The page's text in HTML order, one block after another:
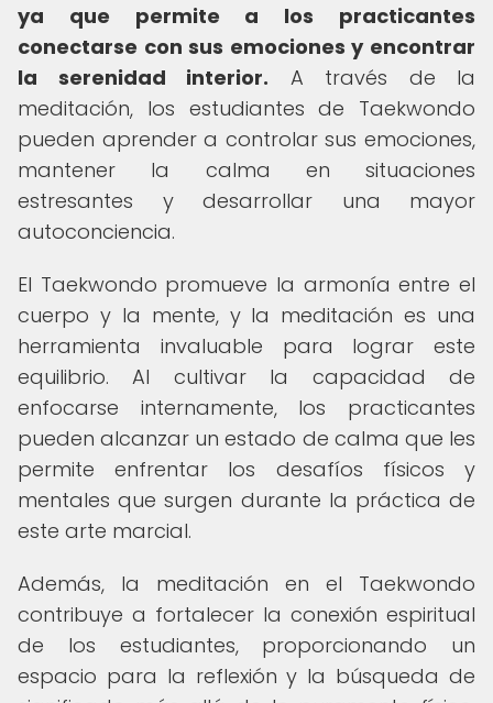
ya que permite a los practicantes
conectarse con sus emociones y encontrar
la serenidad interior. A través de la
meditación, los estudiantes de Taekwondo
pueden aprender a controlar sus emociones,
mantener la calma en situaciones
estresantes y desarrollar una mayor
autoconciencia.
El Taekwondo promueve la armonía entre el
cuerpo y la mente, y la meditación es una
herramienta invaluable para lograr este
equilibrio. Al cultivar la capacidad de
enfocarse internamente, los practicantes
pueden alcanzar un estado de calma que les
permite enfrentar los desafíos físicos y
mentales que surgen durante la práctica de
este arte marcial.
Además, la meditación en el Taekwondo
contribuye a fortalecer la conexión espiritual
de los estudiantes, proporcionando un
espacio para la reflexión y la búsqueda de